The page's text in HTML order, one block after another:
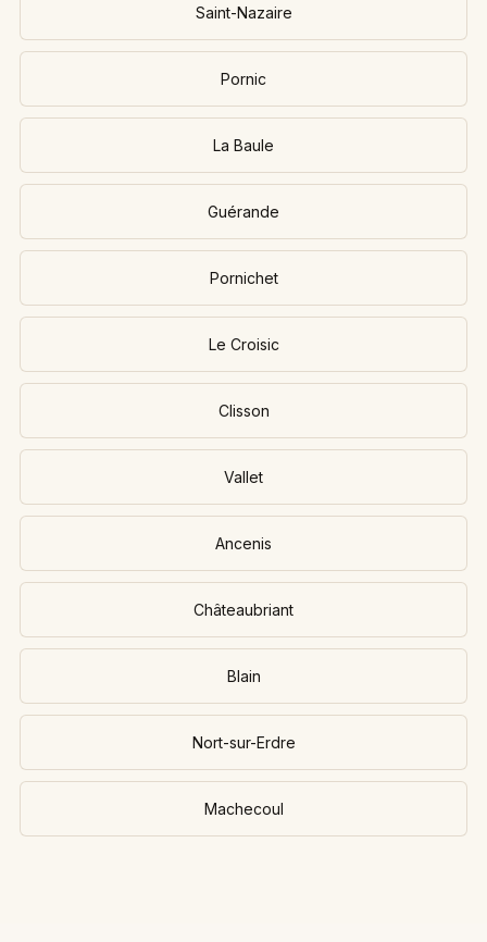
Saint-Nazaire
Pornic
La Baule
Guérande
Pornichet
Le Croisic
Clisson
Vallet
Ancenis
Châteaubriant
Blain
Nort-sur-Erdre
Machecoul